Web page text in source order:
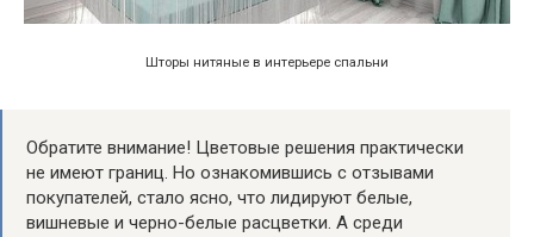
Шторы нитяные в интерьере спальни
Обратите внимание! Цветовые решения практически
не имеют границ. Но ознакомившись с отзывами
покупателей, стало ясно, что лидируют белые,
вишневые и черно-белые расцветки. А среди